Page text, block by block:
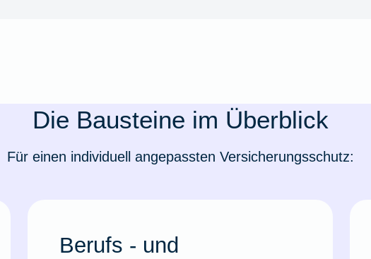
Die Bausteine im Überblick
Für einen individuell angepassten Versicherungsschutz:
Berufs - und